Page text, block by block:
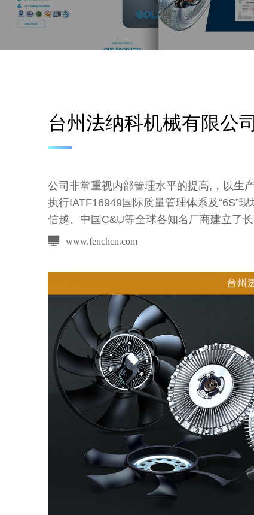
台州法纳科机械有限公司
公司非常重视内部管理水平的提高,，以生
执行IATF16949国际质量管理体系及“6S”
信越、中国C&U等全球各知名厂商建立了
www.fenchcn.com